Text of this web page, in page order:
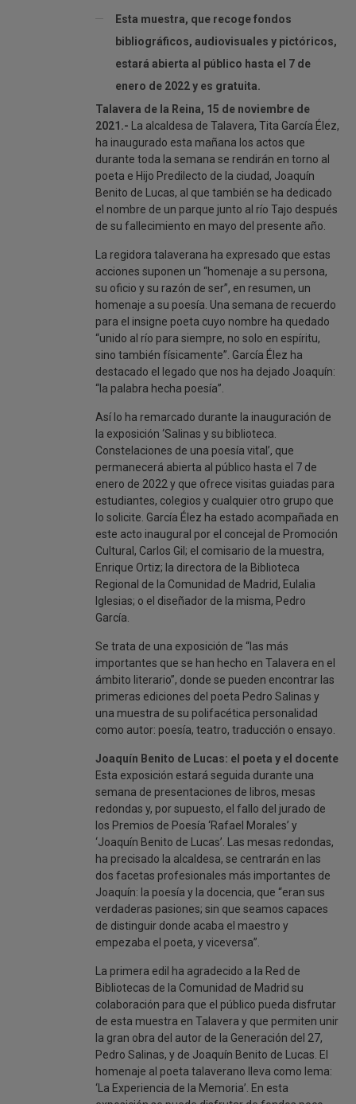
Esta muestra, que recoge fondos
bibliográficos, audiovisuales y pictóricos,
estará abierta al público hasta el 7 de
enero de 2022 y es gratuita.
Talavera de la Reina, 15 de noviembre de
2021.- La alcaldesa de Talavera, Tita García Élez,
ha inaugurado esta mañana los actos que
durante toda la semana se rendirán en torno al
poeta e Hijo Predilecto de la ciudad, Joaquín
Benito de Lucas, al que también se ha dedicado
el nombre de un parque junto al río Tajo después
de su fallecimiento en mayo del presente año.
La regidora talaverana ha expresado que estas
acciones suponen un “homenaje a su persona,
su oficio y su razón de ser”, en resumen, un
homenaje a su poesía. Una semana de recuerdo
para el insigne poeta cuyo nombre ha quedado
“unido al río para siempre, no solo en espíritu,
sino también físicamente”. García Élez ha
destacado el legado que nos ha dejado Joaquín:
“la palabra hecha poesía”.
Así lo ha remarcado durante la inauguración de
la exposición ‘Salinas y su biblioteca.
Constelaciones de una poesía vital’, que
permanecerá abierta al público hasta el 7 de
enero de 2022 y que ofrece visitas guiadas para
estudiantes, colegios y cualquier otro grupo que
lo solicite. García Élez ha estado acompañada en
este acto inaugural por el concejal de Promoción
Cultural, Carlos Gil; el comisario de la muestra,
Enrique Ortiz; la directora de la Biblioteca
Regional de la Comunidad de Madrid, Eulalia
Iglesias; o el diseñador de la misma, Pedro
García.
Se trata de una exposición de “las más
importantes que se han hecho en Talavera en el
ámbito literario”, donde se pueden encontrar las
primeras ediciones del poeta Pedro Salinas y
una muestra de su polifacética personalidad
como autor: poesía, teatro, traducción o ensayo.
Joaquín Benito de Lucas: el poeta y el docente
Esta exposición estará seguida durante una
semana de presentaciones de libros, mesas
redondas y, por supuesto, el fallo del jurado de
los Premios de Poesía ‘Rafael Morales’ y
‘Joaquín Benito de Lucas’. Las mesas redondas,
ha precisado la alcaldesa, se centrarán en las
dos facetas profesionales más importantes de
Joaquín: la poesía y la docencia, que “eran sus
verdaderas pasiones; sin que seamos capaces
de distinguir donde acaba el maestro y
empezaba el poeta, y viceversa”.
La primera edil ha agradecido a la Red de
Bibliotecas de la Comunidad de Madrid su
colaboración para que el público pueda disfrutar
de esta muestra en Talavera y que permiten unir
la gran obra del autor de la Generación del 27,
Pedro Salinas, y de Joaquín Benito de Lucas. El
homenaje al poeta talaverano lleva como lema:
‘La Experiencia de la Memoria’. En esta